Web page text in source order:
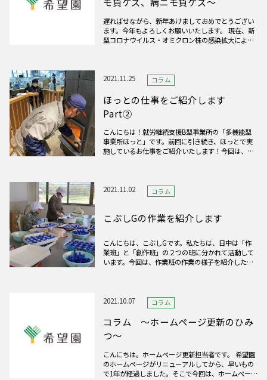
遅ればせながら、新年あけましておめでとうござい
ます。今年もよろしくお願いいたします。 現在、新
型コロナウイルス・オミクロン株の感染拡大によ
未然に防ぐため、面会・帰省
2021.11.25 コラム
ほっとの仕事をご紹介します
Part②
こんにちは！就労継続支援B型事業所の「多機能型
事業所ほっと」です。前回に引き続き、ほっとで実
施しているお仕事をご紹介いたします！今回は、冬
トーブに火が入ります
2021.11.02 コラム
こぶしGの作業を紹介します
こんにちは、こぶしGです。私たちは、日中は「作
業班」と「創作班」の２つの班に分かれて活動して
います。今回は、作業班の作業の様子を紹介したい
に、それぞれができる工程
2021.10.07 コラム
コラム ～ホームページ更新のひみ
つ～
こんにちは。ホームページ更新担当者です。 希望園
のホームページがリニューアルしてから、早いもの
で1年が経過しました。そこで今回は、ホームページ